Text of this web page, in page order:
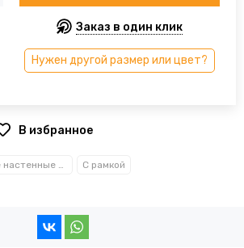
Заказ в один клик
Нужен другой размер или цвет?
В избранное
С рамкой